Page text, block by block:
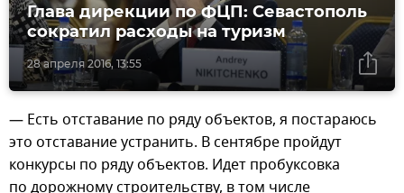
28 апреля 2016, 13:55
Глава дирекции по ФЦП: Севастополь
сократил расходы на туризм
— Есть отставание по ряду объектов, я постараюсь
это отставание устранить. В сентябре пройдут
конкурсы по ряду объектов. Идет пробуксовка
по дорожному строительству, в том числе